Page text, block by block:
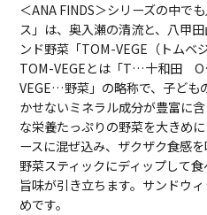
＜ANA FINDS＞シリーズの中で
ス」は、奥入瀬の清流と、八甲
ンド野菜「TOM-VEGE（トムベ
TOM-VEGEとは「T…十和田
VEGE…野菜」の略称で、子ども
かせないミネラル成分が豊富に
な栄養たっぷりの野菜を大きめ
ースに混ぜ込み、ザクザク食感を
野菜スティックにディップして
旨味が引き立ちます。サンドウ
めです。